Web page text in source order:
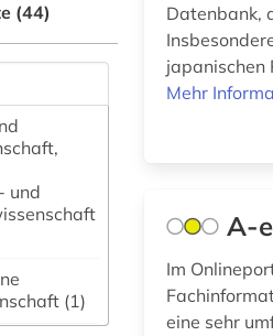
(44)
und
(1)
Datenbank,
japanischen
Mehr
A-
Im
eine sehr